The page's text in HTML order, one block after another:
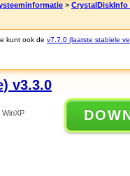
> CrystalDiskInfo
kunt ook de v7.7.0 (laatste stabiele
v3.3.0
WinXP